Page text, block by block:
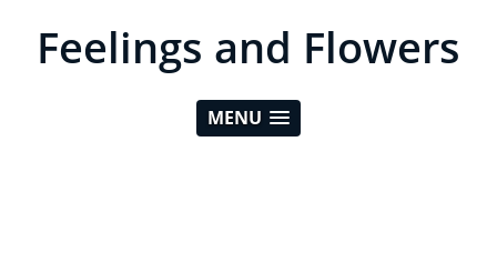
Feelings and Flowers
MENU